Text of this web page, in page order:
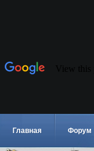
Главная Форум